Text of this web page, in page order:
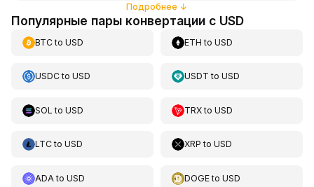
Подробнее ↓
Популярные пары конвертации с USD
BTCto USD ETH toUSD
USDCto USD USDT toUSD
SOL to USD TRXtoUSD
LTCto USD XRP toUSD
ADA to USD DOGEtoUSD